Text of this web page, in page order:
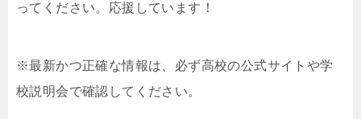
ってください。応援しています！
※最新かつ正確な情報は、必ず高校の公式サイトや学
校説明会で確認してください。